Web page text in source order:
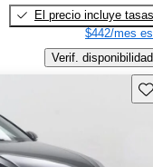
El precio incluye tasas
$442/mes
Verif. disponibilidad